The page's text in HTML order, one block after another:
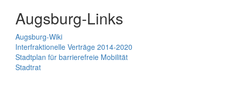
Augsburg-Links
Augsburg-Wiki
Interfraktionelle Verträge 2014-2020
Stadtplan für barrierefreie Mobilität
Stadtrat